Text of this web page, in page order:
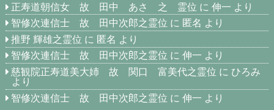
正寿道朝信女 故 田中 あさ 之 霊位 に伸一 より
智修次連信士 故 田中次郎之霊位 に 匿名 より
推野 輝雄之霊位 に 匿名 より
智修次連信士 故 田中次郎之霊位 に伸一 より
慈観院正寿道美大姉 故 関口 富美代之霊位 に ひろみ
より
智修次連信士 故 田中次郎之霊位 に伸一 より